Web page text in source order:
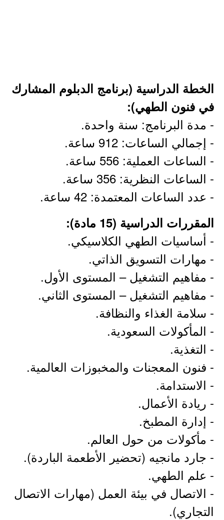
الخطة الدراسية (برنامج الدبلوم المشارك
في فنون الطهي):
- مدة البرنامج: سنة واحدة.
- إجمالي الساعات: 912 ساعة.
- الساعات العملية: 556 ساعة.
- الساعات النظرية: 356 ساعة.
- عدد الساعات المعتمدة: 42 ساعة.
المقررات الدراسية (15 مادة):
- أساسيات الطهي الكلاسيكي.
- مهارات التسويق الذاتي.
- مفاهيم التشغيل – المستوى الأول.
- مفاهيم التشغيل – المستوى الثاني.
- سلامة الغذاء والنظافة.
- المأكولات السعودية.
- التغذية.
- فنون المعجنات والمخبوزات العالمية.
- الاستدامة.
- ريادة الأعمال.
- إدارة المطبخ.
- مأكولات من حول العالم.
- جارد مانجيه (تحضير الأطعمة الباردة).
- علم الطهي.
- الاتصال في بيئة العمل (مهارات الاتصال
التجاري).